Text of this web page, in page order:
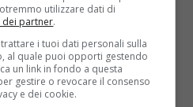
utilizzare dati di
dei partner.
i tuoi dati personali sulla
al quale puoi opporti gestendo
un link in fondo a questa
gestire o revocare il consenso
e dei cookie.